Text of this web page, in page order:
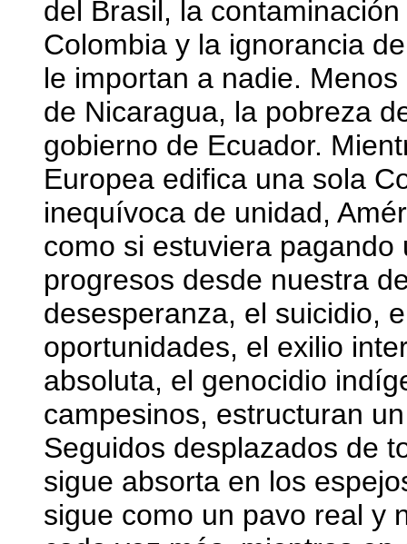
del Brasil, la
Colombia y la ignorancia
le importan a nadie.
de Nicaragua, la pobreza
gobierno de Ecuador.
Europea edifica una sola
inequívoca de unidad,
como si estuviera
progresos desde nuestra
desesperanza, el suicidio,
oportunidades, el exilio
absoluta, el genocidio
campesinos, estructuran
Seguidos desplazados de
sigue absorta en los
sigue como un pavo real y